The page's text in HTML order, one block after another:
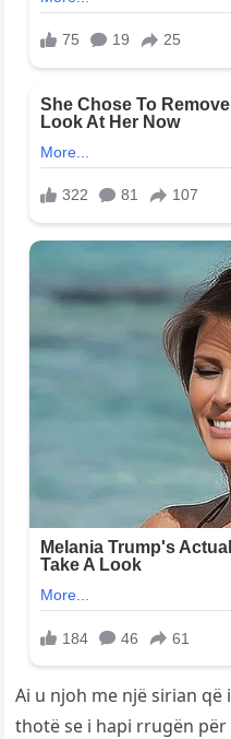
Ai u njoh me një sirian
thotë se i hapi rrugën për